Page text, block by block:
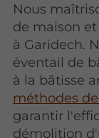
Nous
de maison
à Garidech.
éventail de
à la bâtisse
méthodes
garantir
démolition